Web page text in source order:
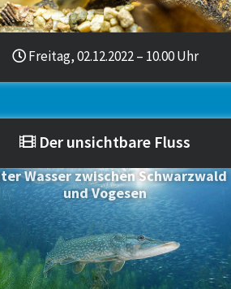
Freitag, 02.12.2022 – 10.00 Uhr
Der unsichtbare Fluss
Wasser zwischen Schwarzwald
und Vogesen